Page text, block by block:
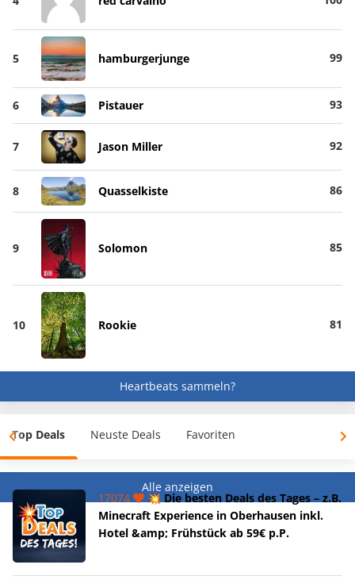
5 hamburgerjunge 99
6 Pistauer 93
7 Jason Miller 92
8 Quasselkiste 86
9 Solomon 85
10 Rookie 81
Heartbeats sammeln?
Top Deals Neuste Deals Favoriten
Alle anzeigen
17074
💥 Die besten Deals des Tages – z.B.
Minecraft Experience in Oberhausen inkl.
Hotel &amp; Frühstück ab 59€ p.P.